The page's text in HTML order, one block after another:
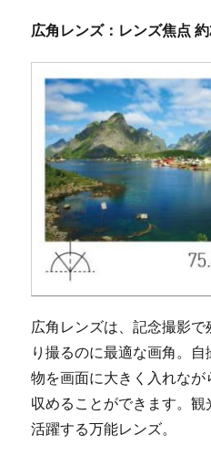
広角レンズ：レンズ焦点
広角レンズは、記念撮影
り撮るのに最適な画角。
物を画面に大きく入れなが
収めることができます。
活躍する万能レンズ。